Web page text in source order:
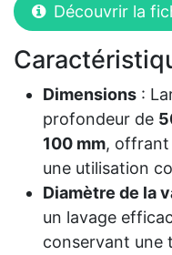
Découvrir la
Dimensions :
profondeur de
100 mm, offrant
une utilisation
Diamètre de la
un lavage
conservant une